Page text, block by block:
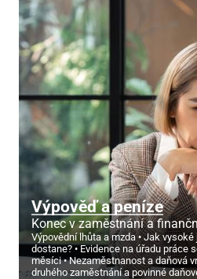
Výpověď a peníze
Konec v zaměstnání a
Výpovědní lhůta a mzda
Jak vysoké
dostane?
Evidence na úřadu práce
měsíci
Nezaměstnanost a daňová
druhého zaměstnání a povinné